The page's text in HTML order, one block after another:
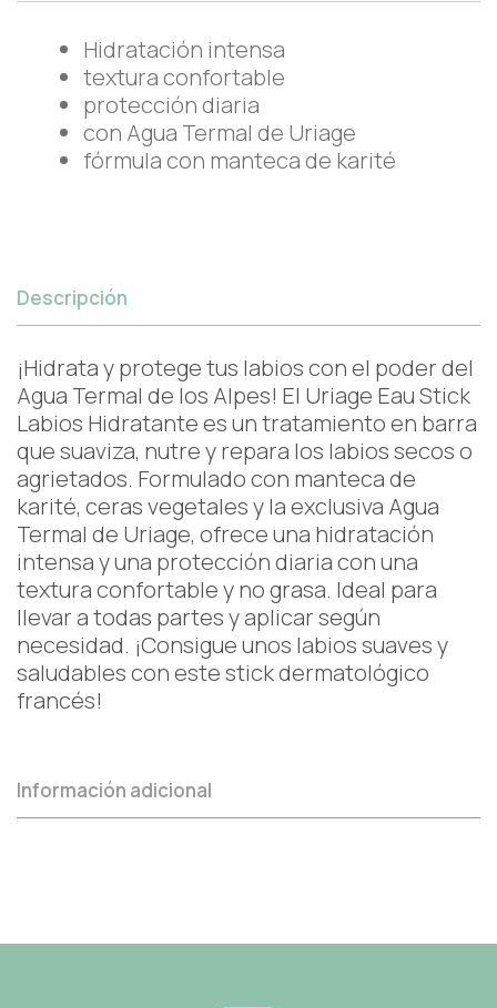
Hidratación intensa
textura confortable
protección diaria
con Agua Termal de Uriage
fórmula con manteca de karité
Descripción
¡Hidrata y protege tus labios con el poder del
Agua Termal de los Alpes! El Uriage Eau Stick
Labios Hidratante es un tratamiento en barra
que suaviza, nutre y repara los labios secos o
agrietados. Formulado con manteca de
karité, ceras vegetales y la exclusiva Agua
Termal de Uriage, ofrece una hidratación
intensa y una protección diaria con una
textura confortable y no grasa. Ideal para
llevar a todas partes y aplicar según
necesidad. ¡Consigue unos labios suaves y
saludables con este stick dermatológico
francés!
Información adicional